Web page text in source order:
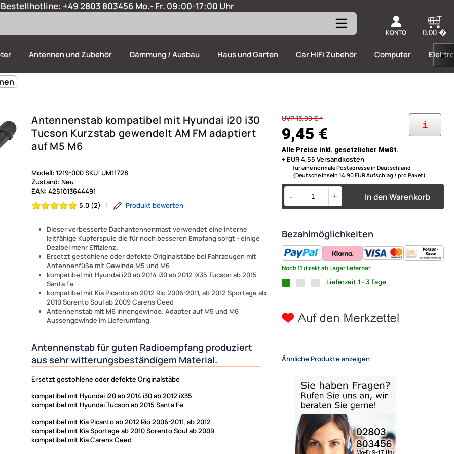
+49 2803 803456 Mo.- Fr. 09:00-17:00 Uhr
KONTO 0,00 �
Antennen und Zubehör Dämmung / Ausbau Haus und Garten Car HiFi Zubehör Computer ▶
Antennenstab kompatibel mit Hyundai i20 i30
Tucson Kurzstab gewendelt AM FM adaptiert
auf M5 M6
Dieser verbesserte Dachantennenmast verwendet eine interne
leitfähige Kupferspule die für noch besseren Empfang sorgt - einige
Dezibel mehr Effizienz.
Ersetzt gestohlene oder defekte Originalstäbe bei Fahrzeugen mit
Antennenfüße mit Gewinde M5 und M6
kompatibel mit Hyundai i20 ab 2014 i30 ab 2012 iX35 Tucson ab 2015
Santa Fe
kompatibel mit Kia Picanto ab 2012 Rio 2006-2011, ab 2012 Sportage ab
2010 Sorento Soul ab 2009 Carens Ceed
Antennenstab mit M6 Innengewinde. Adapter auf M5 und M6
Aussengewinde im Lieferumfang.
Modell: 1219-000SKU: UM11728
Zustand: Neu
EAN: 4251013644491
5.0 (2)
| Produkt bewerten
Antennenstab für guten Radioempfang produziert
aus sehr witterungsbeständigem Material.
Ersetzt gestohlene oder defekte Originalstäbe
kompatibel mit Hyundai i20 ab 2014 i30 ab 2012 iX35
kompatibel mit Hyundai Tucson ab 2015 Santa Fe
kompatibel mit Kia Picanto ab 2012 Rio 2006-2011, ab 2012
kompatibel mit Kia Sportage ab 2010 Sorento Soul ab 2009
kompatibel mit Kia Carens Ceed
i
UVP 13,99 € *
9,45 €
Alle Preise inkl. gesetzlicher MwSt.
+ EUR 4,55 Versandkosten
für eine normale Postadresse in Deutschland
(Deutsche Inseln 14,90 EUR Aufschlag / pro Paket)
In den Warenkorb
- +
Bezahlmöglichkeiten
Noch 11 direkt ab Lager lieferbar
Lieferzeit 1 - 3 Tage
Ähnliche Produkte anzeigen